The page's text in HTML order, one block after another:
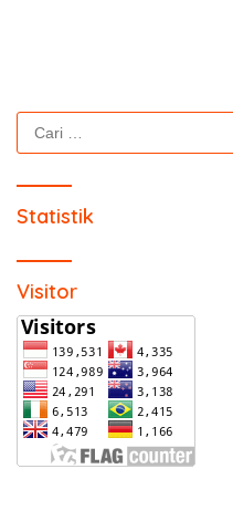
Cari
untuk:
Statistik
Visitor